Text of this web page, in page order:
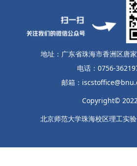
规章制度
人才招聘
地址：广东省珠海市香洲区唐
电话：0756-
邮箱：
Copyright©
北京师范大学珠海校区理工实